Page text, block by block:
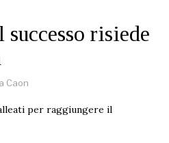
risiede
Caon
per raggiungere il